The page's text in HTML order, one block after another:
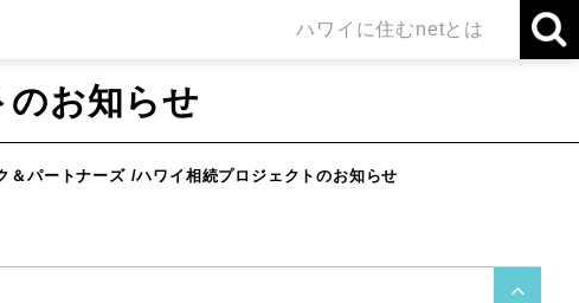
ハワイに住むnetとは
のお知らせ
＆パートナーズ /ハワイ相続プロジェクトのお知らせ
